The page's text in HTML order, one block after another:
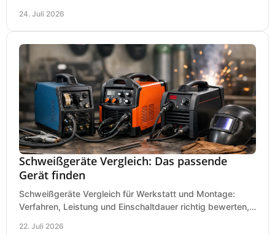
24. Juli 2026
Schweißgeräte Vergleich: Das passende
Gerät finden
Schweißgeräte Vergleich für Werkstatt und Montage:
Verfahren, Leistung und Einschaltdauer richtig bewerten,
22. Juli 2026